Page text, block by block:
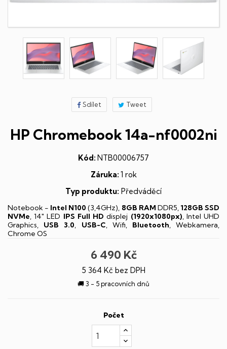
Sdílet Tweet
HP Chromebook 14a-nf0002ni
Kód: NTB00006757
Záruka: 1 rok
Typ produktu: Předváděcí
Notebook - Intel N100(3,4GHz), 8GB RAM DDR5,128GB SSD
NVMe, 14" LED IPS Full HD displej (1920x1080px), Intel UHD
Graphics, USB 3.0, USB-C, Wifi, Bluetooth, Webkamera,
Chrome OS
6 490 Kč
5 364 Kč bez DPH
🚚 3 - 5 pracovních dnů
Počet